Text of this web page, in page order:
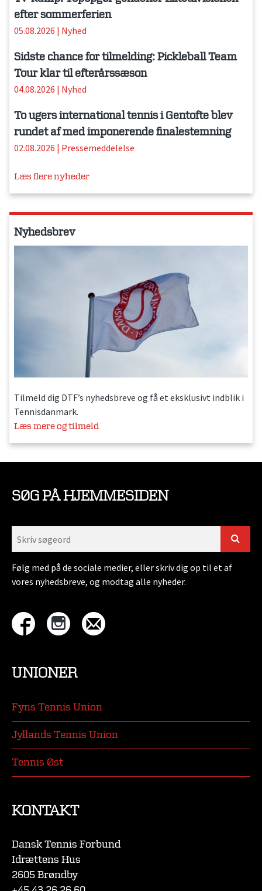
efter sommerferien
05.08.2026 | Nyhed
Sidste chance for tilmelding: Pickleball Team
Tour klar til efterårssæson
04.08.2026 | Nyhed
To ugers international tennis i Gentofte blev
rundet af med imponerende finalestemning
02.08.2026 | Pressemeddelelse
Læs flere nyheder
Nyhedsbrev
Tilmeld dig DTF’s nyhedsbreve og få et eksklusivt indblik i
Tennisdanmark.
Læs mere og tilmeld
SØG PÅ HJEMMESIDEN
Følg med på de sociale medier, eller skriv dig op til et af
vores nyhedsbreve, og modtag alle nyheder.
UNIONER
Fyns Tennis Union
Jyllands Tennis Union
Tennis Øst
KONTAKT
Dansk Tennis Forbund
Idrættens Hus
2605 Brøndby